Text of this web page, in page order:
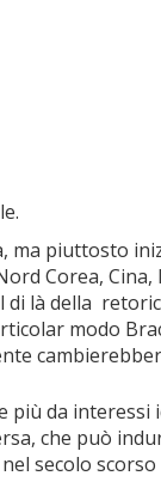
ma piuttosto
Corea,
là della
modo
da
che può
secolo